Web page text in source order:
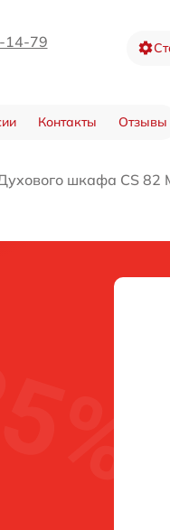
14-79
Контакты Отзывы
шкафа CS 82